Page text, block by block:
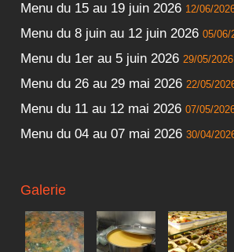
Menu du 15 au 19 juin 2026 12/06/
Menu du 8 juin au 12 juin 2026 05/06/
Menu du 1er au 5 juin 2026 29/05/2026
Menu du 26 au 29 mai 2026 22/05/
Menu du 11 au 12 mai 2026 07/05/
Menu du 04 au 07 mai 2026 30/04/
Galerie